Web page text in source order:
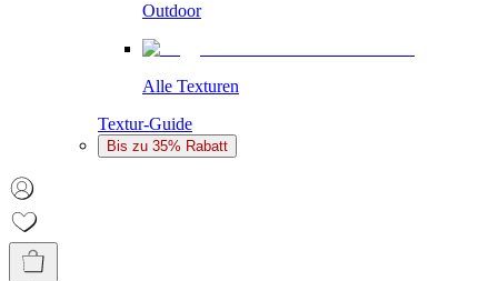
Outdoor
Alle Texturen
Textur-Guide
Bis zu 35% Rabatt